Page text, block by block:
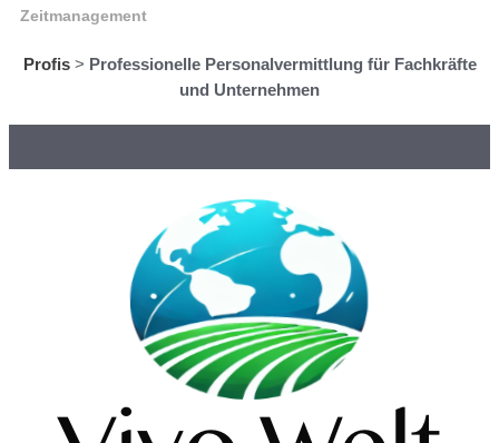
Zeitmanagement
Profis> Professionelle Personalvermittlung für Fachkräfte
und Unternehmen